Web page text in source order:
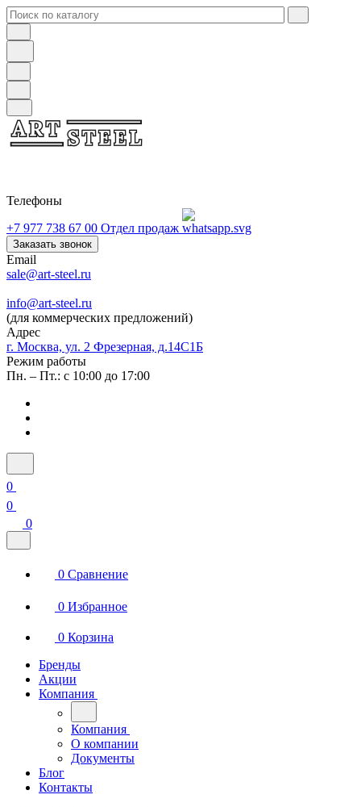
Телефоны
+7 977 738 67 00 Отдел продаж
Заказать звонок
Email
sale@art-steel.ru
info@art-steel.ru
(для коммерческих предложений)
Адрес
г. Москва, ул. 2 Фрезерная, д.14С1Б
Режим работы
Пн. – Пт.: с 10:00 до 17:00
0
0
0
0 Сравнение
0 Избранное
0 Корзина
Бренды
Акции
Компания
Компания
О компании
Документы
Блог
Контакты